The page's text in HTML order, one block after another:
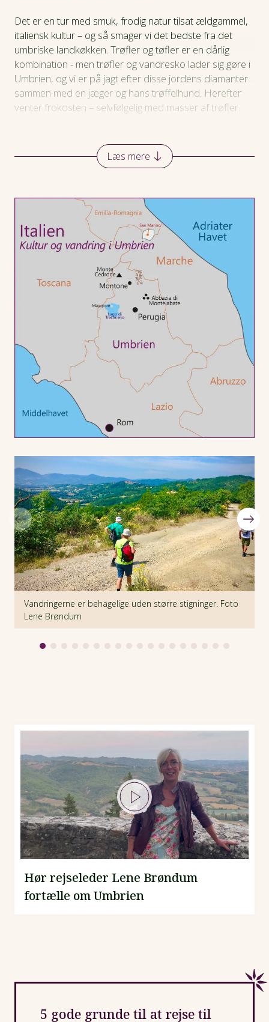
Praktiske oplysninger
Det er en tur med smuk, frodig natur tilsat ældgammel,
italiensk kultur – og så smager vi det bedste fra det
umbriske landkøkken. Trøfler og tøfler er en dårlig
kombination - men trøfler og vandresko lader sig gøre i
Umbrien, og vi er på jagt efter disse jordens diamanter
sammen med en jæger og hans trøffelhund. Herefter
venter frokosten – selvfølgelig med masser af trøfler.
på ugen, hvor vi dykker ned i italiensk madkultur, først
på det bugnende, lokale marked, senere hos Antonello,
udvalgte vine, og til sidst hos Alberto, der trakterer med
en traditionel, umbrisk middag. Ja, måske har hans mor
endog tryllet en dessert frem. Det ved vi først, når vi er
bænket.
Vi sejler på Trasimeno-søen, lægger til ved en af øerne
og vandrer på fine stier. En anden dag begynder med
rundvisning på et kloster og fortsætter med en vandring
i et landskab med mange udsigter. Og en tredje dag er
der udsigt til middelalderstemning, når vi udforsker
Perugia, som er en af Italiens ældste byer.
Læs mere
Vandringerne er behagelige uden større stigninger. Foto
Lene Brøndum
Hør rejseleder Lene Brøndum
fortælle om Umbrien
5 gode grunde til at rejse til